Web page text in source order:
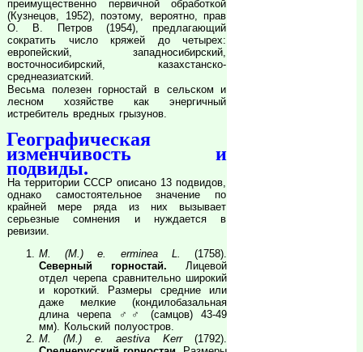
преимущественно первичной обработкой
(Кузнецов, 1952), поэтому, вероятно, прав
О. В. Петров (1954), предлагающий
сократить число кряжей до четырех:
европейский, западносибирский,
восточносибирский, казахстанско-
среднеазиатский.
Весьма полезен горностай в сельском и
лесном хозяйстве как энергичный
истребитель вредных грызунов.
Географическая
изменчивость и
подвиды.
На территории СССР описано 13 подвидов,
однако самостоятельное значение по
крайней мере ряда из них вызывает
серьезные сомнения и нуждается в
ревизии.
M. (M.) e. erminea L.
(1758).
Северный горностай. Лицевой
отдел черепа сравнительно широкий
и короткий. Размеры средние или
даже мелкие (кондилобазальная
длина черепа ♂♂ (самцов) 43-49
мм). Кольский полуостров.
M. (M.) e. aestiva Kerr(1792).